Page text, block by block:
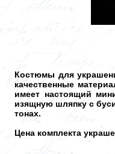
Костюмы для
качественные
имеет настоящий
изящную шляпку с
тонах.
Цена комплекта